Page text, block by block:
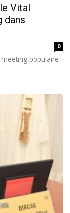
Vital
dans
0
populaire